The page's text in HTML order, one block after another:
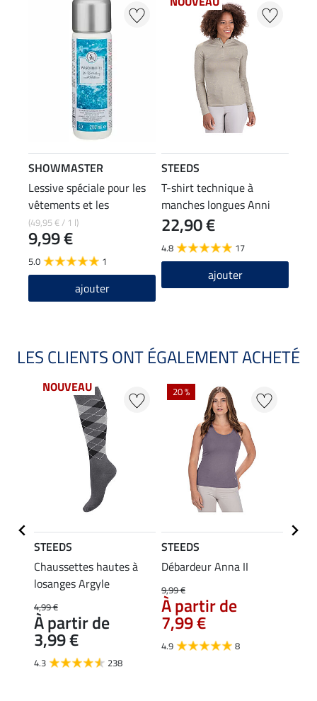
SHOWMASTER
Lessive spéciale pour les
vêtements et les
pantalons d'équitation
(49,95 € / 1 l)
9,99 €
5.0 1
ajouter
STEEDS
T-shirt technique à
manches longues Anni
22,90 €
4.8 17
ajouter
LES CLIENTS ONT ÉGALEMENT ACHETÉ
NOUVEAU
STEEDS
Chaussettes hautes à
losanges Argyle
4,99 €
À partir de
3,99 €
4.3 238
20 %
STEEDS
Débardeur Anna II
9,99 €
À partir de
7,99 €
4.9 8